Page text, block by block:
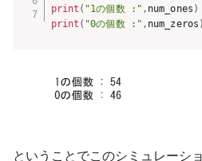
print ( "1の個数 :" , num_ones )
print ( "0の個数 :" , num_zeros )
ということでこのシミュレーシ